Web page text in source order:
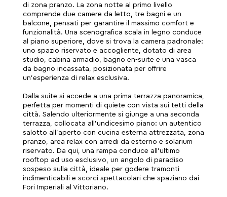
di zona pranzo. La zona notte al primo livello
comprende due camere da letto, tre bagni e un
balcone, pensati per garantire il massimo comfort e
funzionalità. Una scenografica scala in legno conduce
al piano superiore, dove si trova la camera padronale:
uno spazio riservato e accogliente, dotato di area
studio, cabina armadio, bagno en-suite e una vasca
da bagno incassata, posizionata per offrire
un’esperienza di relax esclusiva.
Dalla suite si accede a una prima terrazza panoramica,
perfetta per momenti di quiete con vista sui tetti della
città. Salendo ulteriormente si giunge a una seconda
terrazza, collocata all’undicesimo piano: un autentico
salotto all’aperto con cucina esterna attrezzata, zona
pranzo, area relax con arredi da esterno e solarium
riservato. Da qui, una rampa conduce all’ultimo
rooftop ad uso esclusivo, un angolo di paradiso
sospeso sulla città, ideale per godere tramonti
indimenticabili e scorci spettacolari che spaziano dai
Fori Imperiali al Vittoriano.